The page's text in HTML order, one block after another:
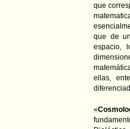
que
que de
espacio,
ellas,
«